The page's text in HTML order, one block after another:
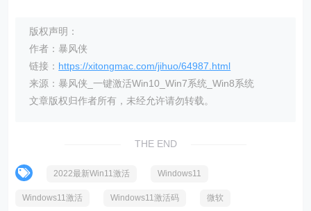
版权声明：
作者：暴风侠
链接： https://xitongmac.com/jihuo/64987.html
来源：暴风侠_一键激活Win10_Win7系统_Win8系统
文章版权归作者所有，未经允许请勿转载。
THE END
2022最新Win11激活 Windows11
Windows11激活 Windows11激活码 微软